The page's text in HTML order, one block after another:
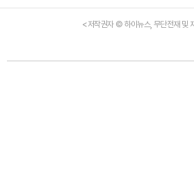
<저작권자 © 하이뉴스, 무단전재 및